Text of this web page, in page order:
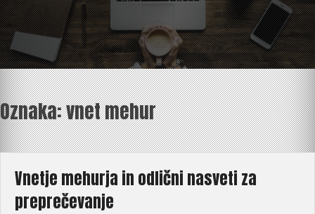
Oznaka:vnet mehur
Vnetje mehurja in odlični nasveti za
preprečevanje